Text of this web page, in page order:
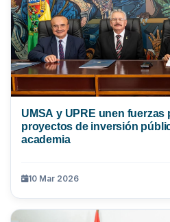
UMSA y UPRE unen fuerzas
proyectos de inversión
academia
10 Mar 2026